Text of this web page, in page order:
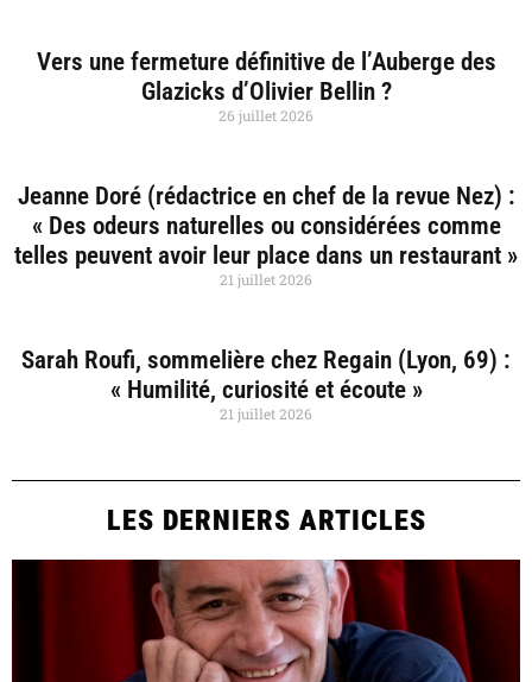
Vers une fermeture définitive de l’Auberge des
Glazicks d’Olivier Bellin ?
26 juillet 2026
Jeanne Doré (rédactrice en chef de la revue Nez) :
« Des odeurs naturelles ou considérées comme
telles peuvent avoir leur place dans un restaurant »
21 juillet 2026
Sarah Roufi, sommelière chez Regain (Lyon, 69) :
« Humilité, curiosité et écoute »
21 juillet 2026
LES DERNIERS ARTICLES